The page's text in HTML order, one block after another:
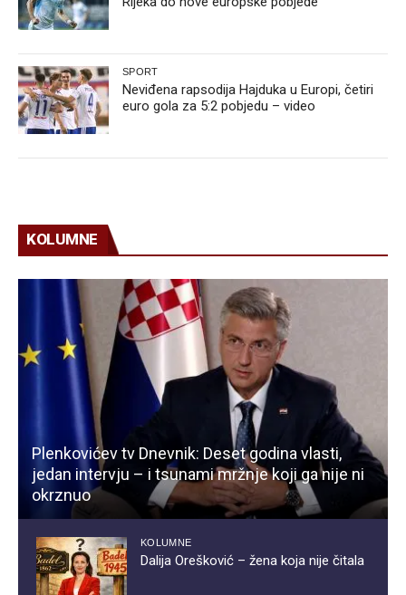
SPORT
Neviđena rapsodija Hajduka u Europi, četiri
euro gola za 5:2 pobjedu – video
KOLUMNE
Plenkovićev tv Dnevnik: Deset godina vlasti,
jedan intervju – i tsunami mržnje koji ga nije ni
okrznuo
KOLUMNE
Dalija Orešković – žena koja nije čitala